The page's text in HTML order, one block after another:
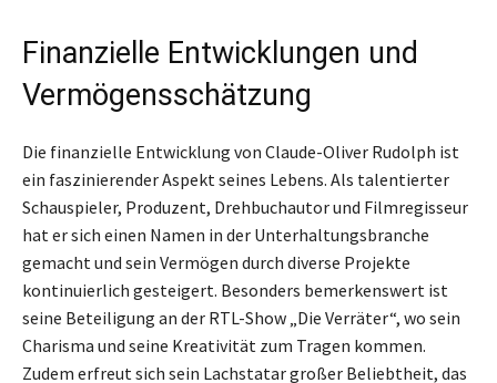
Finanzielle Entwicklungen und
Vermögensschätzung
Die finanzielle Entwicklung von Claude-Oliver Rudolph ist
ein faszinierender Aspekt seines Lebens. Als talentierter
Schauspieler, Produzent, Drehbuchautor und Filmregisseur
hat er sich einen Namen in der Unterhaltungsbranche
gemacht und sein Vermögen durch diverse Projekte
kontinuierlich gesteigert. Besonders bemerkenswert ist
seine Beteiligung an der RTL-Show „Die Verräter“, wo sein
Charisma und seine Kreativität zum Tragen kommen.
Zudem erfreut sich sein Lachstatar großer Beliebtheit, das